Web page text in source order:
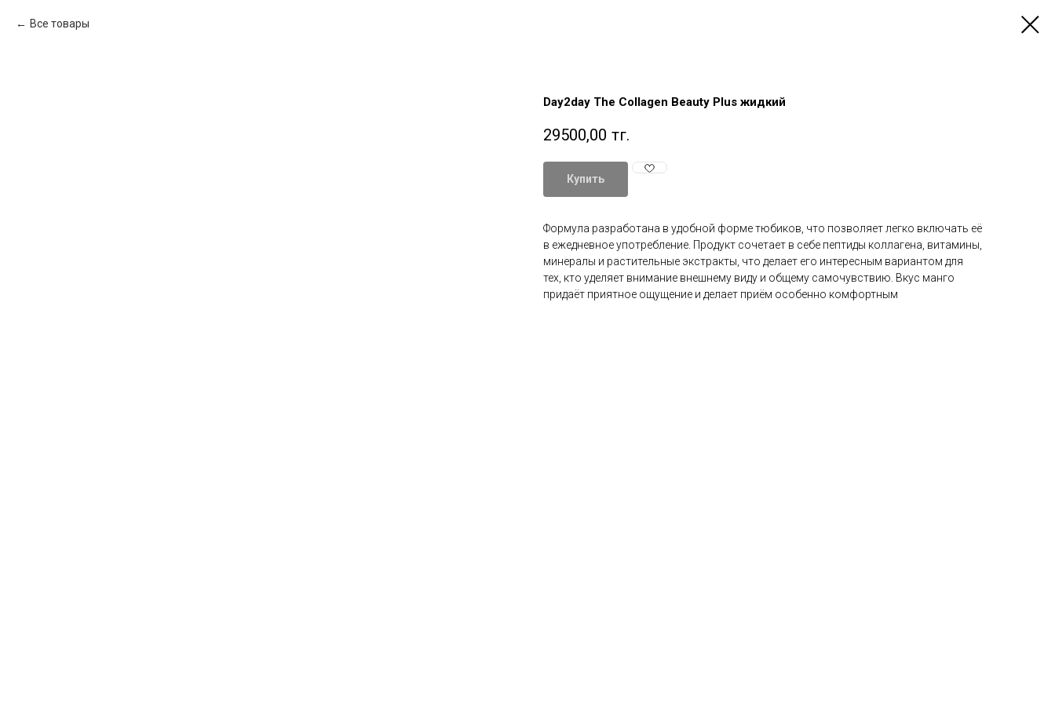
Все товары
Day2day The Collagen Beauty Plus жидкий
29500,00 тг.
Купить
Формула разработана в удобной форме тюбиков, что позволяет легко включать её
в ежедневное употребление. Продукт сочетает в себе пептиды коллагена, витамины,
минералы и растительные экстракты, что делает его интересным вариантом для
тех, кто уделяет внимание внешнему виду и общему самочувствию. Вкус манго
придаёт приятное ощущение и делает приём особенно комфортным